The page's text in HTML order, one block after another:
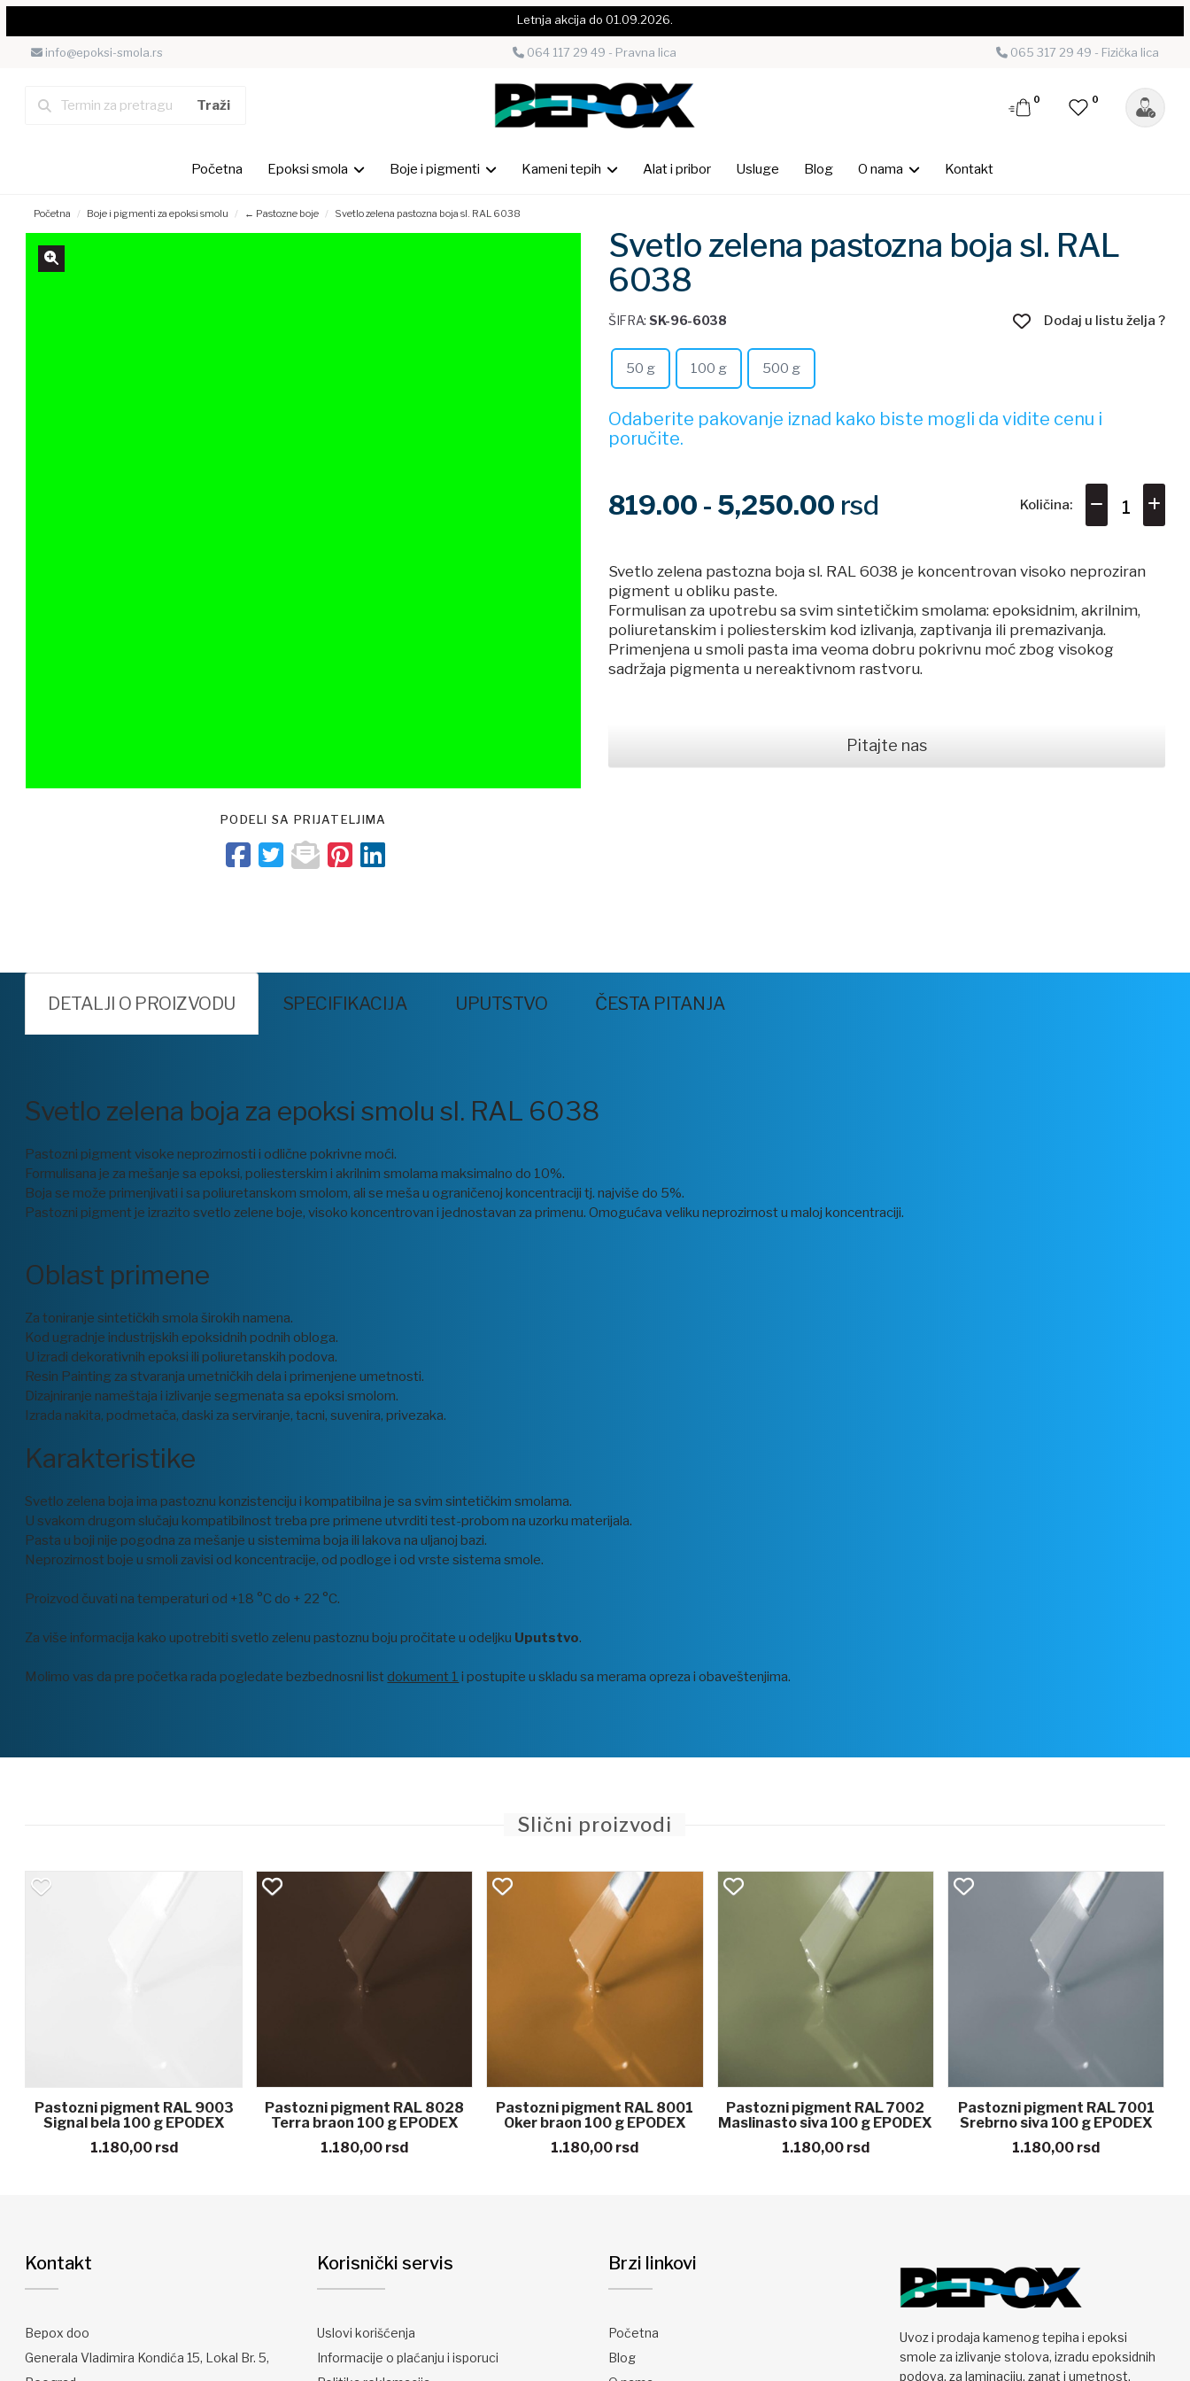
Letnja akcija do 01.09.2026.
info@epoksi-smola.rs 064 117 29 49 - Pravna lica 065 317 29 49 - Fizička lica
0 0
Početna Epoksi smola Boje i pigmenti Kameni tepih Alat i pribor Usluge Blog O nama Kontakt
Početna Boje i pigmenti za epoksi smolu ← Pastozne boje Svetlo zelena pastozna boja sl. RAL 6038
PODELI SA PRIJATELJIMA
Svetlo zelena pastozna boja sl. RAL
6038
ŠIFRA: SK-96-6038 Dodaj u listu želja ?
50 g 100 g 500 g
Odaberite pakovanje iznad kako biste mogli da vidite cenu i
poručite.
819.00 - 5,250.00 rsd Količina:
Svetlo zelena pastozna boja sl. RAL 6038 je koncentrovan visoko neproziran
pigment u obliku paste.
Formulisan za upotrebu sa svim sintetičkim smolama: epoksidnim, akrilnim,
poliuretanskim i poliesterskim kod izlivanja, zaptivanja ili premazivanja.
Primenjena u smoli pasta ima veoma dobru pokrivnu moć zbog visokog
sadržaja pigmenta u nereaktivnom rastvoru.
Pitajte nas
DETALJI O PROIZVODU SPECIFIKACIJA UPUTSTVO ČESTA PITANJA
Svetlo zelena boja za epoksi smolu sl. RAL 6038
Pastozni pigment visoke neprozirnosti i odlične pokrivne moći.
Formulisana je za mešanje sa epoksi, poliesterskim i akrilnim smolama maksimalno do 10%.
Boja se može primenjivati i sa poliuretanskom smolom, ali se meša u ograničenoj koncentraciji tj. najviše do 5%.
Pastozni pigment je izrazito svetlo zelene boje, visoko koncentrovan i jednostavan za primenu. Omogućava veliku neprozirnost u maloj koncentraciji.
Oblast primene
Za toniranje sintetičkih smola širokih namena.
Kod ugradnje industrijskih epoksidnih podnih obloga.
U izradi dekorativnih epoksi ili poliuretanskih podova.
Resin Painting za stvaranja umetničkih dela i primenjene umetnosti.
Dizajniranje nameštaja i izlivanje segmenata sa epoksi smolom.
Izrada nakita, podmetača, daski za serviranje, tacni, suvenira, privezaka.
Karakteristike
Svetlo zelena boja ima pastoznu konzistenciju i kompatibilna je sa svim sintetičkim smolama.
U svakom drugom slučaju kompatibilnost treba pre primene utvrditi test-probom na uzorku materijala.
Pasta u boji nije pogodna za mešanje u sistemima boja ili lakova na uljanoj bazi.
Neprozirnost boje u smoli zavisi od koncentracije, od podloge i od vrste sistema smole.
Proizvod čuvati na temperaturi od +18 °C do + 22 °C.
Za više informacija kako upotrebiti svetlo zelenu pastoznu boju pročitate u odeljku Uputstvo.
Molimo vas da pre početka rada pogledate bezbednosni list dokument 1 i postupite u skladu sa merama opreza i obaveštenjima.
Slični proizvodi
Pastozni pigment RAL 9003
Signal bela 100 g EPODEX
1.180,00 rsd
Pastozni pigment RAL 8028
Terra braon 100 g EPODEX
1.180,00 rsd
Pastozni pigment RAL 8001
Oker braon 100 g EPODEX
1.180,00 rsd
Pastozni pigment RAL 7002
Maslinasto siva 100 g EPODEX
1.180,00 rsd
Pastozni pigment RAL 7001
Srebrno siva 100 g EPODEX
1.180,00 rsd
Kontakt
Bepox doo
Generala Vladimira Kondića 15, Lokal Br. 5,
Korisnički servis
Uslovi korišćenja
Informacije o plaćanju i isporuci
Brzi linkovi
Početna
Blog
Uvoz i prodaja kamenog tepiha i epoksi
smole za izlivanje stolova, izradu epoksidnih
podova, za laminaciju, zanat i umetnost.